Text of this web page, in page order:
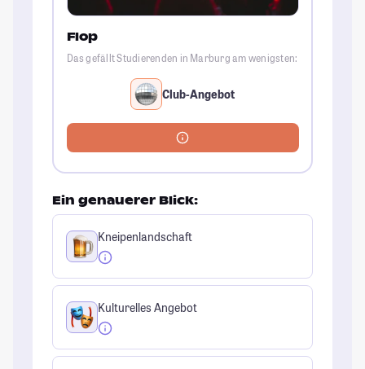
Flop
Das gefällt Studierenden in Marburg am wenigsten:
Club-Angebot
Ein genauerer Blick:
Kneipenlandschaft
Kulturelles Angebot